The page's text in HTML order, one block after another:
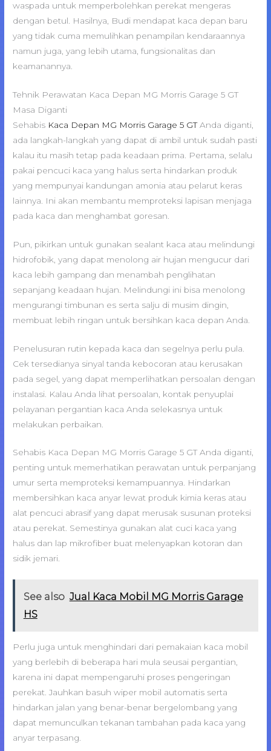
waspada untuk memperbolehkan perekat mengeras
dengan betul. Hasilnya, Budi mendapat kaca depan baru
yang tidak cuma memulihkan penampilan kendaraannya
namun juga, yang lebih utama, fungsionalitas dan
keamanannya.
Tehnik Perawatan Kaca Depan MG Morris Garage 5 GT
Masa Diganti
Sehabis Kaca Depan MG Morris Garage 5 GTAnda diganti,
ada langkah-langkah yang dapat di ambil untuk sudah pasti
kalau itu masih tetap pada keadaan prima. Pertama, selalu
pakai pencuci kaca yang halus serta hindarkan produk
yang mempunyai kandungan amonia atau pelarut keras
lainnya. Ini akan membantu memproteksi lapisan menjaga
pada kaca dan menghambat goresan.
Pun, pikirkan untuk gunakan sealant kaca atau melindungi
hidrofobik, yang dapat menolong air hujan mengucur dari
kaca lebih gampang dan menambah penglihatan
sepanjang keadaan hujan. Melindungi ini bisa menolong
mengurangi timbunan es serta salju di musim dingin,
membuat lebih ringan untuk bersihkan kaca depan Anda.
Penelusuran rutin kepada kaca dan segelnya perlu pula.
Cek tersedianya sinyal tanda kebocoran atau kerusakan
pada segel, yang dapat memperlihatkan persoalan dengan
instalasi. Kalau Anda lihat persoalan, kontak penyuplai
pelayanan pergantian kaca Anda selekasnya untuk
melakukan perbaikan.
Sehabis Kaca Depan MG Morris Garage 5 GT Anda diganti,
penting untuk memerhatikan perawatan untuk perpanjang
umur serta memproteksi kemampuannya. Hindarkan
membersihkan kaca anyar lewat produk kimia keras atau
alat pencuci abrasif yang dapat merusak susunan proteksi
atau perekat. Semestinya gunakan alat cuci kaca yang
halus dan lap mikrofiber buat melenyapkan kotoran dan
sidik jemari.
See also Jual Kaca Mobil MG Morris Garage
HS
Perlu juga untuk menghindari dari pemakaian kaca mobil
yang berlebih di beberapa hari mula seusai pergantian,
karena ini dapat mempengaruhi proses pengeringan
perekat. Jauhkan basuh wiper mobil automatis serta
hindarkan jalan yang benar-benar bergelombang yang
dapat memunculkan tekanan tambahan pada kaca yang
anyar terpasang.